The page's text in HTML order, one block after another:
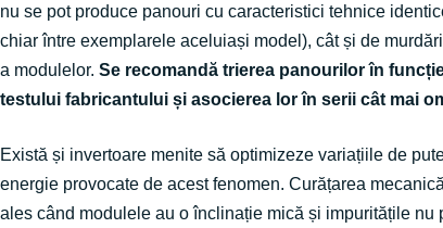
nu se pot produce panouri cu caracteristici tehnice
chiar între exemplarele aceluiași model), cât și de
a modulelor. Se recomandă trierea panourilor în
testului fabricantului și asocierea lor în serii cât mai
Există și invertoare menite să optimizeze variațiile de
energie provocate de acest fenomen. Curățarea
ales când modulele au o înclinație mică și impuritățile nu